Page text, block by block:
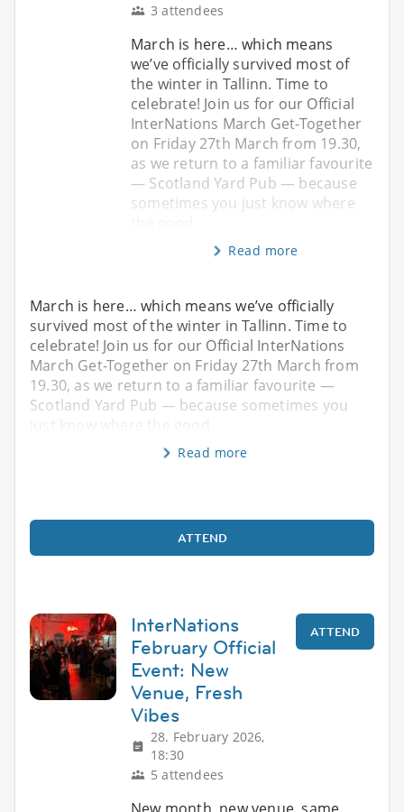
3 attendees
March is here… which means
we’ve officially survived most of
the winter in Tallinn. Time to
celebrate! Join us for our Official
InterNations March Get-Together
on Friday 27th March from 19.30,
as we return to a familiar favourite
— Scotland Yard Pub — because
sometimes you just know where
Read more
March is here… which means we’ve officially
survived most of the winter in Tallinn. Time to
celebrate! Join us for our Official InterNations
March Get-Together on Friday 27th March from
19.30, as we return to a familiar favourite —
Scotland Yard Pub — because sometimes you
Read more
ATTEND
InterNations
February Official
Event: New
Venue, Fresh
Vibes
28. February 2026,
18:30
5 attendees
ATTEND